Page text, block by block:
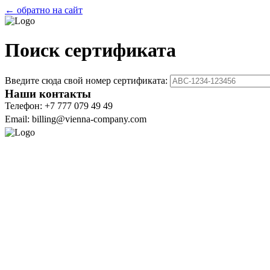
← обратно на сайт
Поиск сертификата
Введите сюда свой номер сертификата:
Наши контакты
Телефон: +7 777 079 49 49
Email: billing@vienna-company.com